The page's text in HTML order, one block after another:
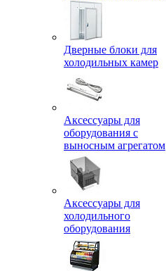
Дверные блоки для
холодильных камер
Аксессуары для
оборудования с
выносным агрегатом
Аксессуары для
холодильного
оборудования